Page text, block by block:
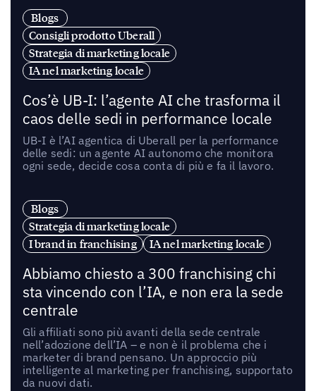
Blogs
Consigli prodotto Uberall
Strategia di marketing locale
IA nel marketing locale
Cos’è UB-I: l’agente AI che trasforma il
caos delle sedi in performance locale
UB-I è l’AI agentica di Uberall per la performance
delle sedi: un agente AI autonomo che monitora
ogni sede, decide cosa conta di più e fa il lavoro.
Blogs
Strategia di marketing locale
I brand in franchising
IA nel marketing locale
Abbiamo chiesto a 300 franchising chi
sta vincendo con l’IA, e non era la sede
centrale
Gli affiliati sono più avanti della sede centrale
nell’adozione dell’IA – e non è il problema che i
marketer di brand pensano. Un approccio più
intelligente al marketing per franchising, supportato
da nuovi dati.